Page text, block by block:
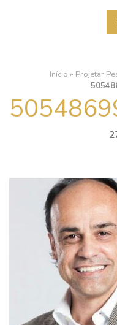
Início » Projetar